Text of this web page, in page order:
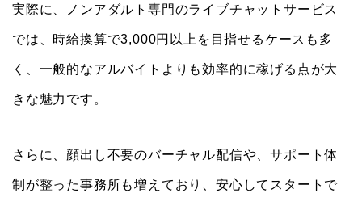
実際に、ノンアダルト専門のライブチャットサービス
では、時給換算で3,000円以上を目指せるケースも多
く、一般的なアルバイトよりも効率的に稼げる点が大
きな魅力です。
さらに、 顔出し不要のバーチャル配信や、サポート体
制が整った事務所も増えており 、安心してスタートで